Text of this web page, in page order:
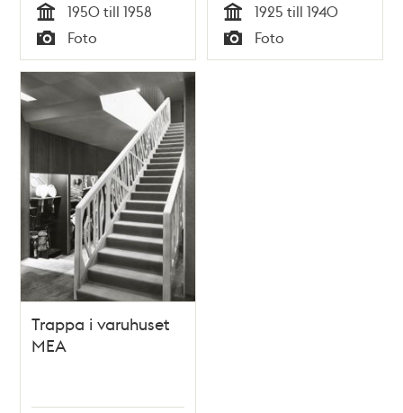
Tid
1950 till 1958
Typ
Foto Tid
1925 till 1940
Typ
Foto
Trappa i varuhuset
MEA